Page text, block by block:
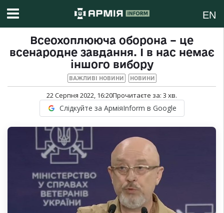
EN
Всеохоплююча оборона – це
всенародне завдання. І в нас немає
іншого вибору
ВАЖЛИВІ НОВИНИ НОВИНИ
22 Серпня 2022, 16:20Прочитаєте за: 3 хв.
Слідкуйте за АрміяInform в Google